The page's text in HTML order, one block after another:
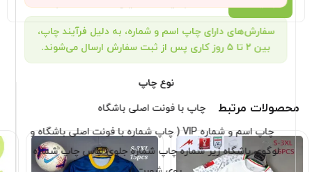
سفارش‌های دارای چاپ اسم و شماره، به دلیل فرآیند چاپ،
بین ۲ تا ۵ روز کاری پس از ثبت سفارش ارسال می‌شوند.
نوع چاپ
چاپ با فونت اصلی باشگاه
چاپ اسم و شماره VIP ( چاپ شماره با فونت اصلی باشگاه و
لوگوی باشگاه زیر شماره چاپ شماره جلوی لباس چاپ شماره
محصولات مرتبط